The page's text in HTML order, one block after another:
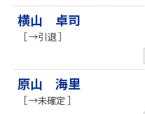
横山 卓司
［ →引退 ］
原山 海里
［ →未確定 ］